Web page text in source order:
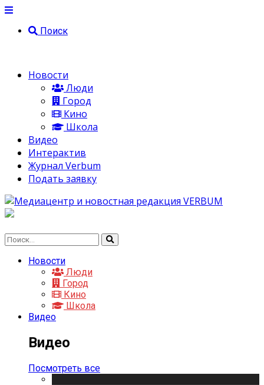
Поиск
Новости
Люди
Город
Кино
Школа
Видео
Интерактив
Журнал Verbum
Подать заявку
Новости
Люди
Город
Кино
Школа
Видео
Видео
Посмотреть все